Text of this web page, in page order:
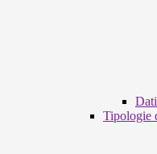
Tipologie